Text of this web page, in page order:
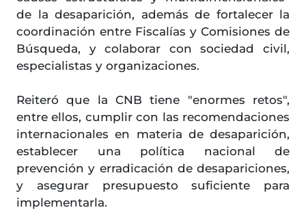
de la desaparición, además de fortalecer la
coordinación entre Fiscalías y Comisiones de
Búsqueda, y colaborar con sociedad civil,
especialistas y organizaciones.
Reiteró que la CNB tiene "enormes retos",
entre ellos, cumplir con las recomendaciones
internacionales en materia de desaparición,
establecer una política nacional de
prevención y erradicación de desapariciones,
y asegurar presupuesto suficiente para
implementarla.